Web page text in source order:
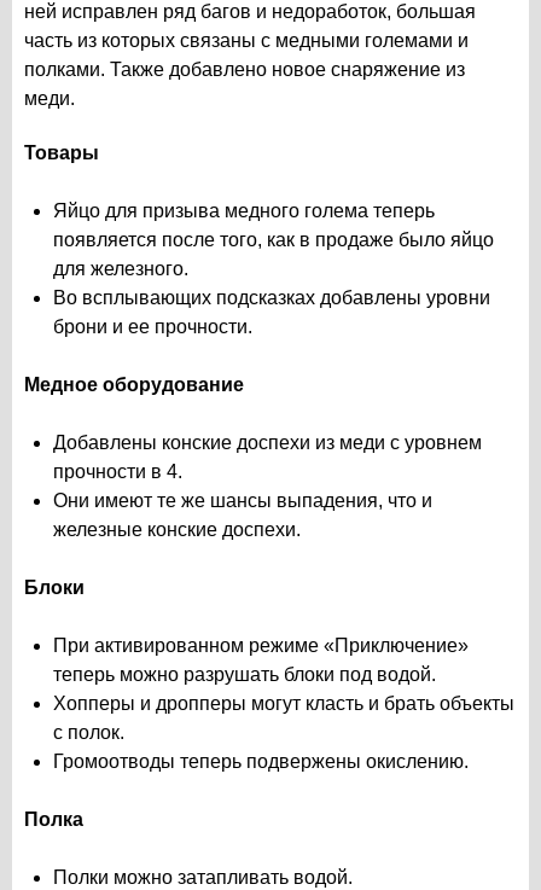
ней исправлен ряд багов и недоработок, большая
часть из которых связаны с медными големами и
полками. Также добавлено новое снаряжение из
меди.
Товары
Яйцо для призыва медного голема теперь
появляется после того, как в продаже было яйцо
для железного.
Во всплывающих подсказках добавлены уровни
брони и ее прочности.
Медное оборудование
Добавлены конские доспехи из меди с уровнем
прочности в 4.
Они имеют те же шансы выпадения, что и
железные конские доспехи.
Блоки
При активированном режиме «Приключение»
теперь можно разрушать блоки под водой.
Хопперы и дропперы могут класть и брать объекты
с полок.
Громоотводы теперь подвержены окислению.
Полка
Полки можно затапливать водой.